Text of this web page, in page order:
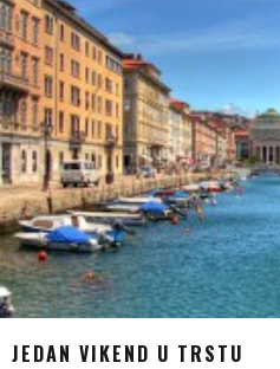
JEDAN VIKEND U TRSTU